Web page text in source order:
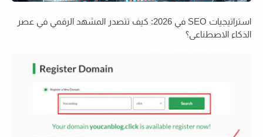
استراتيجيات SEO في 2026: كيف تتصدر المشهد الرقمي في عصر
الذكاء الاصطناعي؟